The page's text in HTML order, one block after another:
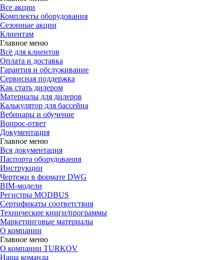
Все акции
Комплекты оборудования
Сезонные акции
Клиентам
Главное меню
Всё для клиентов
Оплата и доставка
Гарантия и обслуживание
Сервисная поддержка
Как стать дилером
Материалы для дилеров
Калькулятор для бассейна
Вебинары и обучение
Вопрос-ответ
Документация
Главное меню
Вся документация
Паспорта оборудования
Инструкции
Чертежи в формате DWG
BIM-модели
Регистры MODBUS
Сертификаты соответствия
Технические книги/программы
Маркетинговые материалы
О компании
Главное меню
О компании TURKOV
Наша команда